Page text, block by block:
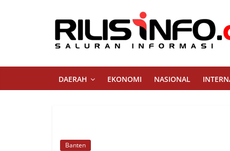
Rilis
Info
DAERAH EKONOMI NASIONAL
Banten